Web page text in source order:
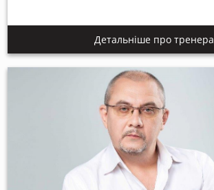
Детальніше про тренера